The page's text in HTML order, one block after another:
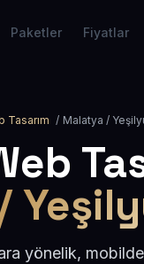
Paketler Fiyatlar
Tasarım / Malatya /
yönelik,